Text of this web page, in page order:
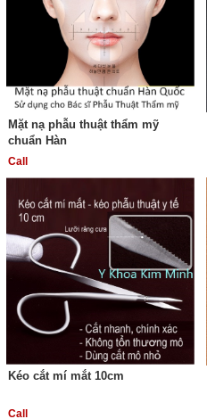
Mặt nạ phẫu thuật thẩm mỹ
chuẩn Hàn
Call
Kéo cắt mí mắt 10cm
Call